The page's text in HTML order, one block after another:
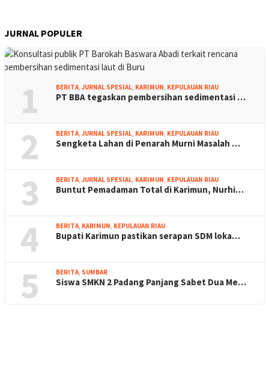
JURNAL POPULER
1 BERITA, JURNAL SPESIAL, KARIMUN, KEPULAUAN RIAU
PT BBA tegaskan pembersihan sedimentasi …
2 BERITA, JURNAL SPESIAL, KARIMUN, KEPULAUAN RIAU
Sengketa Lahan di Penarah Murni Masalah …
3 BERITA, JURNAL SPESIAL, KARIMUN, KEPULAUAN RIAU
Buntut Pemadaman Total di Karimun, Nurhi…
4 BERITA, KARIMUN, KEPULAUAN RIAU
Bupati Karimun pastikan serapan SDM loka…
5 BERITA, SUMBAR
Siswa SMKN 2 Padang Panjang Sabet Dua Me…